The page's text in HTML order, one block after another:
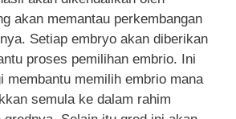
akan memantau perkembangan
Setiap embryo akan diberikan
proses pemilihan embrio. Ini
membantu memilih embrio mana
semula ke dalam rahim